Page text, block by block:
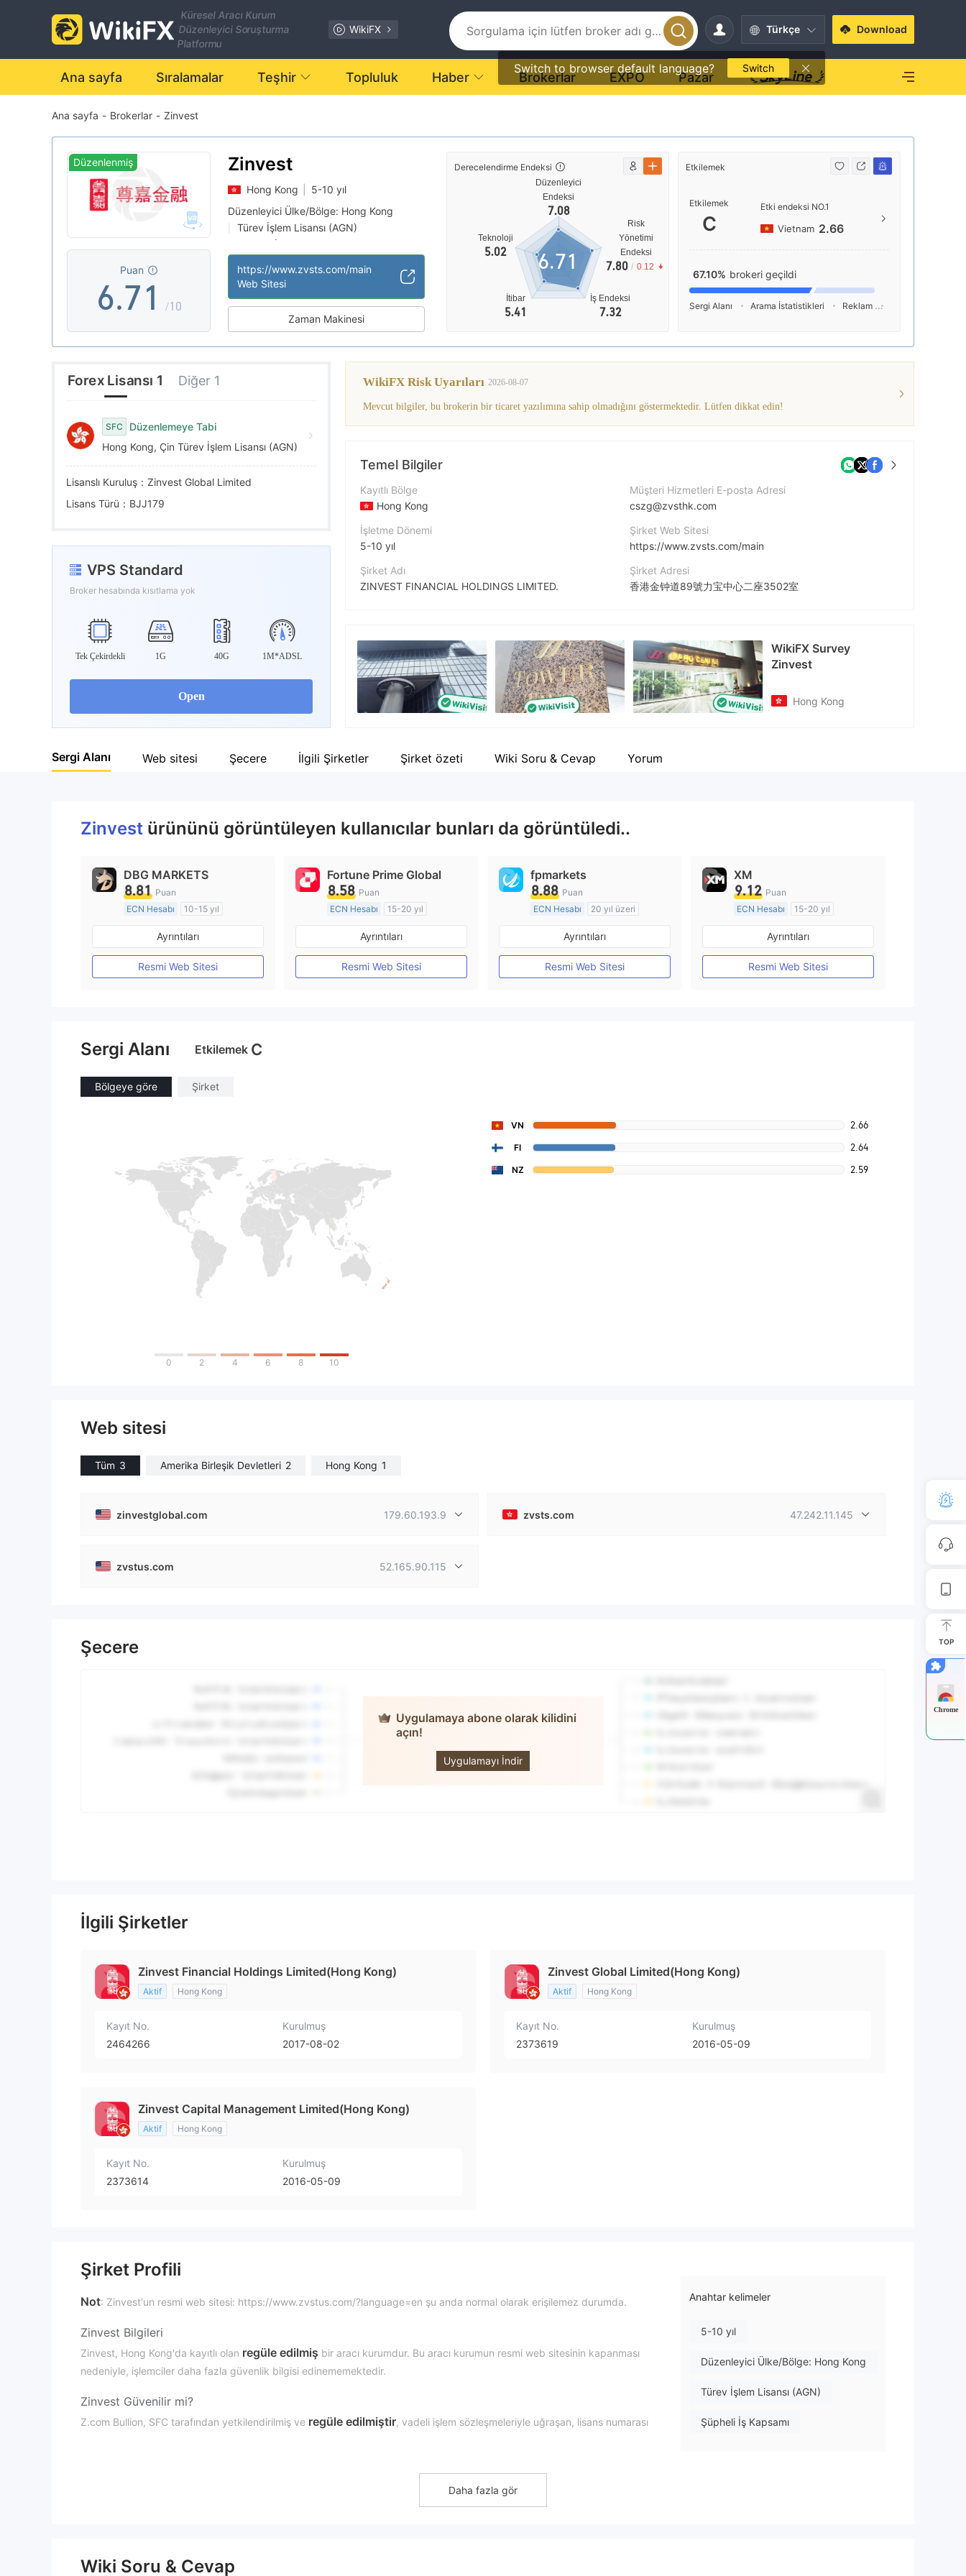
Küresel Aracı Kurum
Düzenleyici Soruşturma
Platformu
WikiFX Türkçe
Switch to browser default language? Switch
Download
Ana sayfa Sıralamalar Teşhir Topluluk Haber Brokerlar EXPO Pazar
Ana sayfa - Brokerlar - Zinvest
Düzenlenmiş
Puan
0
1
2
3
4
5
6
7
8
9
.
1
2
3
4
5
6
7
8
9
0
1
2
3
4
5
6
7
8
9
/10
Zinvest
Hong Kong
5-10 yıl
Düzenleyici Ülke/Bölge: Hong Kong
Türev İşlem Lisansı (AGN)
https://www.zvsts.com/main
Web Sitesi
Zaman Makinesi
Derecelendirme Endeksi
Düzenleyici
Endeksi
7.08
Teknoloji
5.02
İtibar
5.41
İş Endeksi
7.32
Risk
Yönetimi
Endeksi
7.80 / 0.12
6.71
Etkilemek
Etkilemek
C
Etki endeksi NO.1
Vietnam 2.66
67.10% brokeri geçildi
Sergi Alanı Arama İstatistikleri Reklam
Forex Lisansı 1 Diğer 1
SFC
Düzenlemeye Tabi
Hong Kong, Çin Türev İşlem Lisansı (AGN)
Lisanslı Kuruluş：Zinvest Global Limited
Lisans Türü：BJJ179
VPS Standard
Broker hesabında kısıtlama yok
Tek Çekirdekli 1G 40G 1M*ADSL
Open
WikiFX Risk Uyarıları 2026-08-07
Mevcut bilgiler, bu brokerin bir ticaret yazılımına sahip olmadığını göstermektedir. Lütfen dikkat edin!
Temel Bilgiler
Kayıtlı Bölge
Hong Kong
İşletme Dönemi
5-10 yıl
Şirket Adı
ZINVEST FINANCIAL HOLDINGS LIMITED.
Şirket çalışanı
--
Müşteri Hizmetleri E-posta Adresi
cszg@zvsthk.com
Şirket Web Sitesi
https://www.zvsts.com/main
Şirket Adresi
香港金钟道89號力宝中心二座3502室
WikiFX Survey
Zinvest
Hong Kong
Sergi Alanı Web sitesi Şecere İlgili Şirketler Şirket özeti Wiki Soru & Cevap Yorum
Zinvest ürününü görüntüleyen kullanıcılar bunları da görüntüledi..
DBG MARKETS
8.81 Puan
ECN Hesabı
10-15 yıl
Düzenleyici Ülke/Bölge: Avustralya
Pazar Yapıcılık (MM)
MT4 Tam Lisans
Ayrıntıları
Resmi Web Sitesi
Fortune Prime Global
8.58 Puan
ECN Hesabı
15-20 yıl
Düzenleyici Ülke/Bölge: Avustralya
Pazar Yapıcılık (MM)
MT4 Tam Lisans
Ayrıntıları
Resmi Web Sitesi
fpmarkets
8.88 Puan
ECN Hesabı
20 yıl üzeri
Düzenleyici Ülke/Bölge: Avustralya
Pazar Yapıcılık (MM)
MT4 Tam Lisans
Ayrıntıları
Resmi Web Sitesi
XM
9.12 Puan
ECN Hesabı
15-20 yıl
Düzenleyici Ülke/Bölge: Avustralya
Pazar Yapıcılık (MM)
MT4 Tam Lisans
Ayrıntıları
Resmi Web Sitesi
Sergi Alanı Etkilemek C
Bölgeye göre Şirket
0 2 4 6 8 10
VN 2.66
FI 2.64
NZ 2.59
Web sitesi
Tüm 3 Amerika Birleşik Devletleri 2 Hong Kong 1
zinvestglobal.com 179.60.193.9 zvsts.com 47.242.11.145
zvstus.com 52.165.90.115
Şecere
Uygulamaya abone olarak kilidini
açın!
Uygulamayı İndir
İlgili Şirketler
Zinvest Financial Holdings Limited(Hong Kong)
Aktif Hong Kong
Kayıt No.
2464266
Kurulmuş
2017-08-02
Zinvest Global Limited(Hong Kong)
Aktif Hong Kong
Kayıt No.
2373619
Kurulmuş
2016-05-09
Zinvest Capital Management Limited(Hong Kong)
Aktif Hong Kong
Kayıt No.
2373614
Kurulmuş
2016-05-09
Şirket Profili
Not: Zinvest'un resmi web sitesi: https://www.zvstus.com/?language=en şu anda normal olarak erişilemez durumda.
Zinvest Bilgileri
Zinvest, Hong Kong'da kayıtlı olan regüle edilmiş bir aracı kurumdur. Bu aracı kurumun resmi web sitesinin kapanması
nedeniyle, işlemciler daha fazla güvenlik bilgisi edinememektedir.
Zinvest Güvenilir mi?
Z.com Bullion, SFC tarafından yetkilendirilmiş ve regüle edilmiştir, vadeli işlem sözleşmeleriyle uğraşan, lisans numarası
Zinvest'nin resmi web sitesine erişilememesi, güvenilirlik ve erişilebilirlik konularında endişeleri artırır.
işlem güvenliğini azaltacaktır.
Anahtar kelimeler
5-10 yıl
Düzenleyici Ülke/Bölge: Hong Kong
Türev İşlem Lisansı (AGN)
Şüpheli İş Kapsamı
Daha fazla gör
Wiki Soru & Cevap
TOP
Chrome